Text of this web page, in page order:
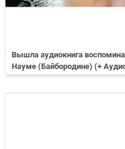
Вышла аудиокнига
Науме (Байбородине) (+